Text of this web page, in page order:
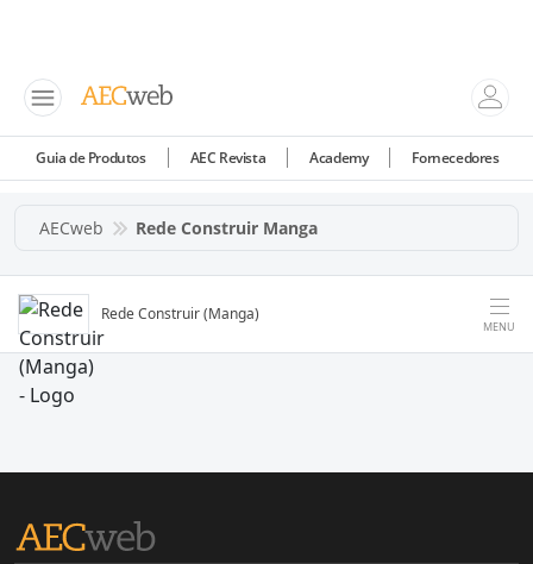
Guia de Produtos AEC Revista Academy Fornecedores
AECweb Rede Construir Manga
Rede Construir (Manga)
MENU